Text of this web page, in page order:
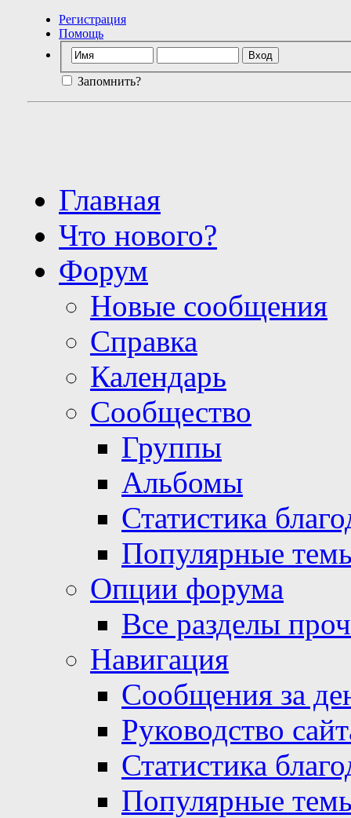
Регистрация
Помощь
Запомнить?
Главная
Что нового?
Форум
Новые сообщения
Справка
Календарь
Сообщество
Группы
Альбомы
Статистика
Популярные
Опции форума
Все разделы
Навигация
Сообщения за
Руководство
Статистика
Популярные